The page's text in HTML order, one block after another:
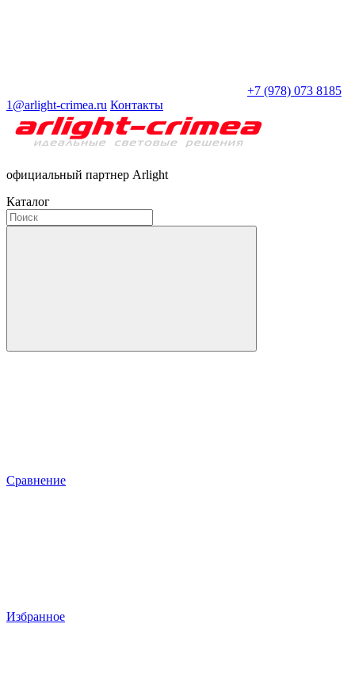
+7 (978) 073 8185
1@arlight-crimea.ru Контакты
официальный партнер Arlight
Каталог
Сравнение
Избранное